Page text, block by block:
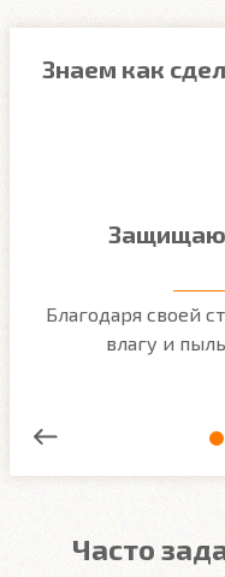
Знаем как
Благодаря своей
влагу и
Часто